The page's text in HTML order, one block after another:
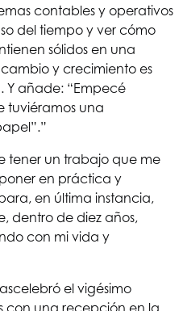
contables y operativos
del tiempo y ver cómo
sólidos en una
y crecimiento es
Y añade: “Empecé
tuviéramos una
tener un trabajo que me
en práctica y
en última instancia,
dentro de diez años,
con mi vida y
celebró el vigésimo
con una recepción en la